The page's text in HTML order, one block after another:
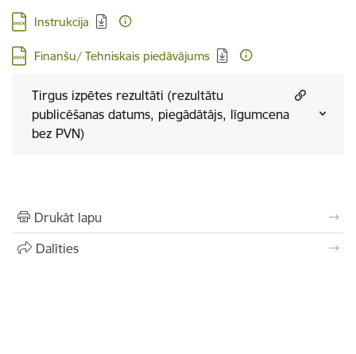
Lejupielādēt:
Instrukcija
Lejupielādēt:
Finanšu/ Tehniskais piedāvājums
Tirgus izpētes rezultāti (rezultātu
publicēšanas datums, piegādātājs, līgumcena
bez PVN)
Drukāt lapu
Dalīties